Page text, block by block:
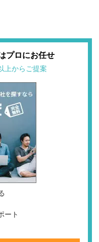
プロにお任せ
上からご提案
ート